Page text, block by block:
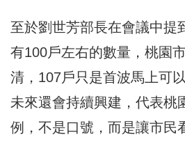
至於劉世芳部長在會議中提
有100戶左右的數量，桃園
清，107戶只是首波馬上可
未來還會持續興建，代表桃
例，不是口號，而是讓市民